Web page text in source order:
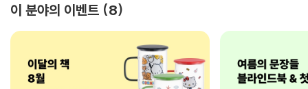
이 분야의 이벤트 8